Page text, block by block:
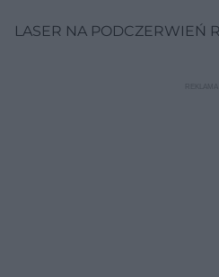
LASER NA PODCZERWIEŃ